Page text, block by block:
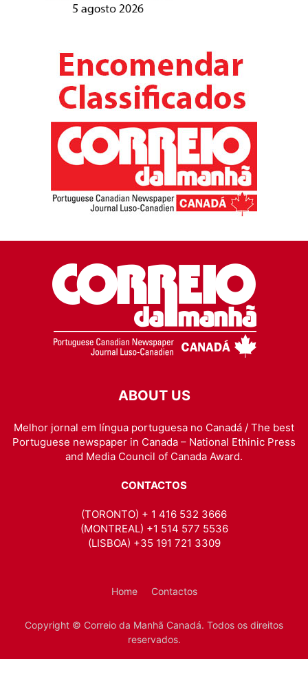
ABOUT US
Melhor jornal em língua portuguesa no Canadá / The best
Portuguese newspaper in Canada – National Ethinic Press
and Media Council of Canada Award.
CONTACTOS
(TORONTO) + 1 416 532 3666
(MONTREAL) +1 514 577 5536
(LISBOA) +35 191 721 3309
Home Contactos
Copyright © Correio da Manhã Canadá. Todos os direitos
reservados.